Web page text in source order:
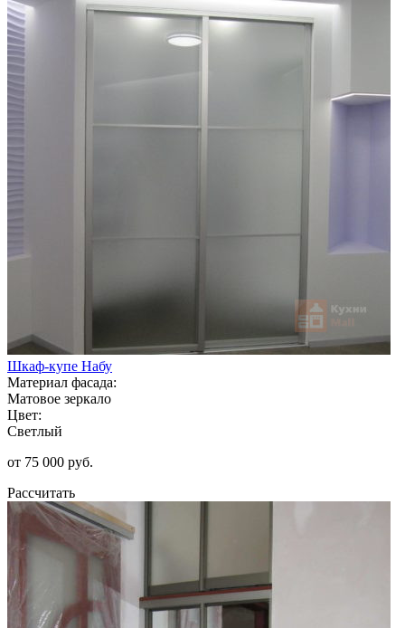
Шкаф-купе Набу
Материал фасада:
Матовое зеркало
Цвет:
Светлый
от 75 000 руб.
Рассчитать